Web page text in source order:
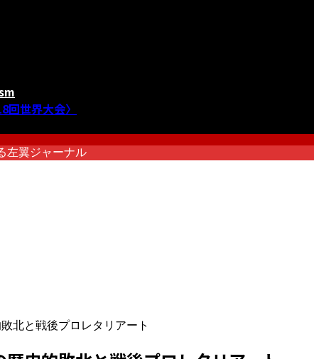
世界大会〉
左翼ジャーナル
北と戦後プロレタリアート